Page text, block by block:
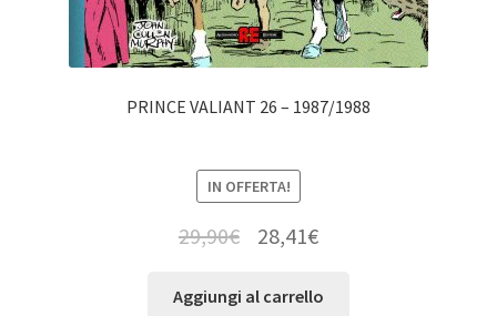
PRINCE VALIANT 26 – 1987/1988
IN OFFERTA!
29,90€ 28,41€
Aggiungi al carrello